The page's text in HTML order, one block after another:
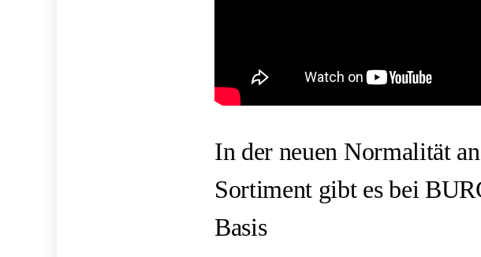
In der neuen Normalität
Sortiment gibt es bei
Basis